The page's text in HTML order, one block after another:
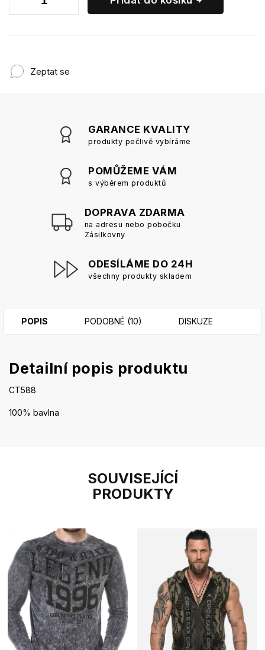
Zeptat se
GARANCE KVALITY
produkty pečlivě vybíráme
POMŮŽEME VÁM
s výběrem produktů
DOPRAVA ZDARMA
na adresu nebo pobočku
Zásilkovny
ODESÍLÁME DO 24H
všechny produkty skladem
SOUVISEJÍCÍ
PRODUKTY
POPIS PODOBNÉ (10) DISKUZE
Detailní popis produktu
CT588
100% bavlna